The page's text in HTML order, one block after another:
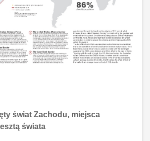
świat Zachodu, miejsca
świata